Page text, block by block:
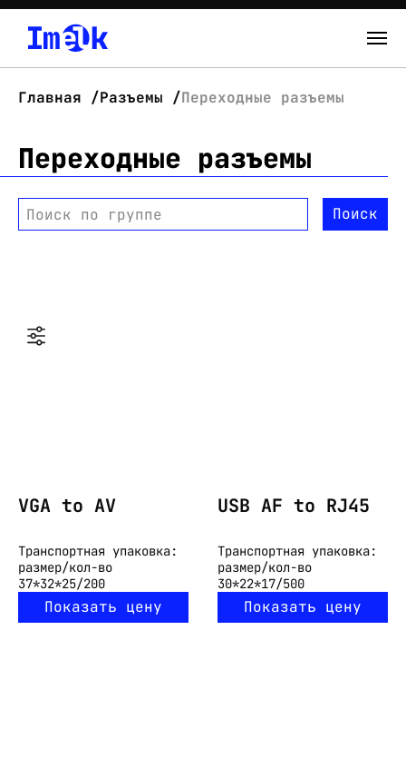
Новости
Главная Разъемы Переходные разъемы
Переходные разъемы
Поиск по группе Поиск
VGA to AV
Транспортная упаковка:
размер/кол-во
37*32*25/200
Показать цену
USB AF to RJ45
Транспортная упаковка:
размер/кол-во
30*22*17/500
Показать цену